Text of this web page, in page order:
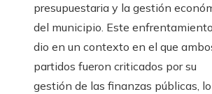
presupuestaria y la gestión
del municipio. Este
dio en un contexto en el que
partidos fueron criticados por su
gestión de las finanzas públicas,